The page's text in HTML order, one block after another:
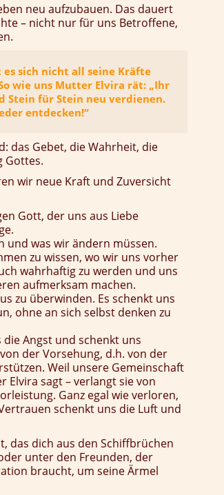
neu aufzubauen. Das dauert
– nicht nur für uns Betroffene,
sich nicht all seine Kräfte
wie uns Mutter Elvira rät: „Ihr
Stein für Stein neu verdienen.
entdecken!“
das Gebet, die Wahrheit, die
Gottes.
wir neue Kraft und Zuversicht
Gott, der uns aus Liebe
und was wir ändern müssen.
zu wissen, wo wir uns vorher
wahrhaftig zu werden und uns
aufmerksam machen.
zu überwinden. Es schenkt uns
ohne an sich selbst denken zu
Angst und schenkt uns
der Vorsehung, d.h. von der
Weil unsere Gemeinschaft
sagt – verlangt sie von
Ganz egal wie verloren,
schenkt uns die Luft und
das dich aus den Schiffbrüchen
unter den Freunden, der
braucht, um seine Ärmel